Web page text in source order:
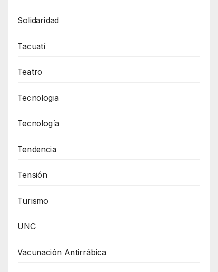
Solidaridad
Tacuatí
Teatro
Tecnologia
Tecnología
Tendencia
Tensión
Turismo
UNC
Vacunación Antirrábica